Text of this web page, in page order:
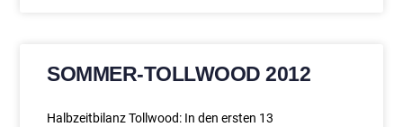
SOMMER-TOLLWOOD 2012
Halbzeitbilanz Tollwood: In den ersten 13